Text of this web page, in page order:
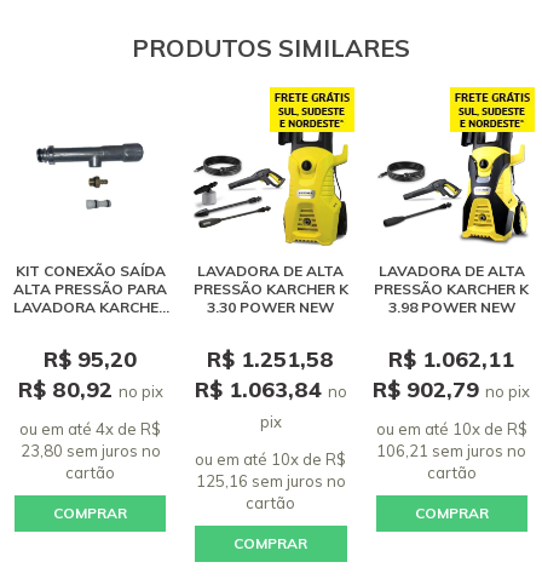
PRODUTOS SIMILARES
KIT CONEXÃO SAÍDA
ALTA PRESSÃO PARA
LAVADORA KARCHER
R$ 95,20
R$ 80,92 no pix
ou em até 4x de R$
23,80 sem juros no
cartão
COMPRAR
LAVADORA DE ALTA
PRESSÃO KARCHER K
3.30 POWER NEW
R$ 1.251,58
R$ 1.063,84 no
pix
ou em até 10x de R$
125,16 sem juros no
cartão
COMPRAR
LAVADORA DE ALTA
PRESSÃO KARCHER K
3.98 POWER NEW
R$ 1.062,11
R$ 902,79no pix
ou em até 10x de R$
106,21 sem jurosno
cartão
COMPRAR